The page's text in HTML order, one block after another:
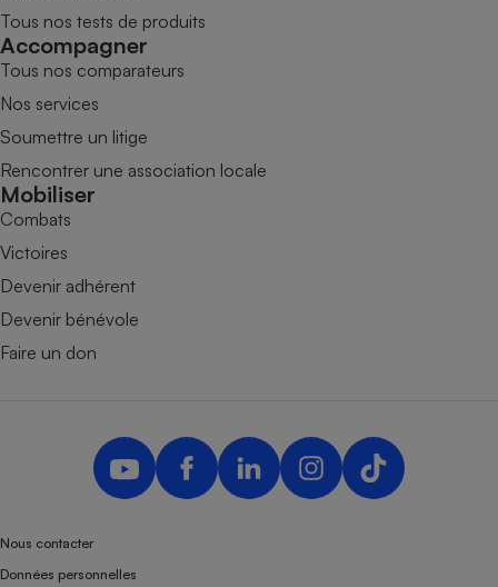
Tous nos tests de produits
Accompagner
Tous nos comparateurs
Nos services
Soumettre un litige
Rencontrer une association locale
Mobiliser
Combats
Victoires
Devenir adhérent
Devenir bénévole
Faire un don
Nous contacter
Données personnelles